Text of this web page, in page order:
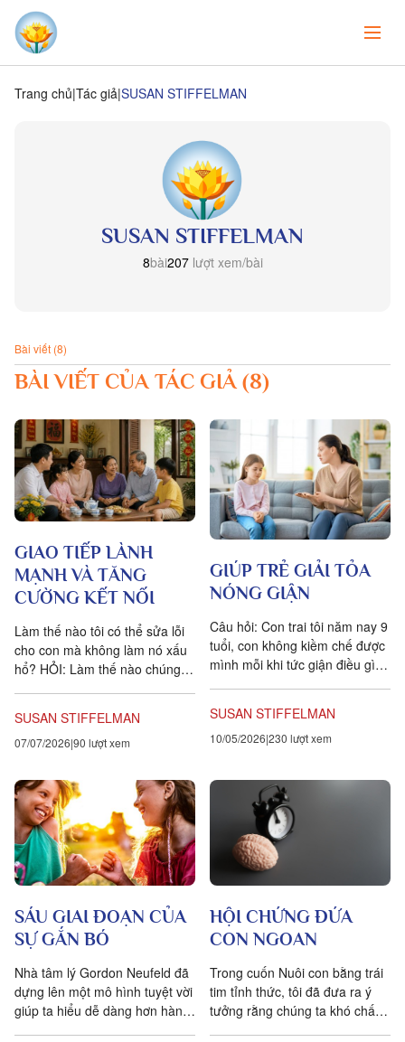
Trang chủ Tác giả SUSAN STIFFELMAN
SUSAN STIFFELMAN
8bài207lượt xem/bài
Bài viết (8)
BÀI VIẾT CỦA TÁC GIẢ (8)
GIAO TIẾP LÀNH
MẠNH VÀ TĂNG
CƯỜNG KẾT NỐI
Làm thế nào tôi có thể sửa lỗi
cho con mà không làm nó xấu
hổ? HỎI: Làm thế nào chúng ta
SUSAN STIFFELMAN
07/07/2026 90 lượt xem
GIÚP TRẺ GIẢI TỎA
NÓNG GIẬN
Câu hỏi: Con trai tôi năm nay 9
tuổi, con không kiềm chế được
mình mỗi khi tức giận điều gì
SUSAN STIFFELMAN
10/05/2026 230 lượt xem
SÁU GIAI ĐOẠN CỦA
SỰ GẮN BÓ
Nhà tâm lý Gordon Neufeld đã
dựng lên một mô hình tuyệt vời
giúp ta hiểu dễ dàng hơn hành
HỘI CHỨNG ĐỨA
CON NGOAN
Trong cuốn Nuôi con bằng trái
tim tỉnh thức, tôi đã đưa ra ý
tưởng rằng chúng ta khó chấp